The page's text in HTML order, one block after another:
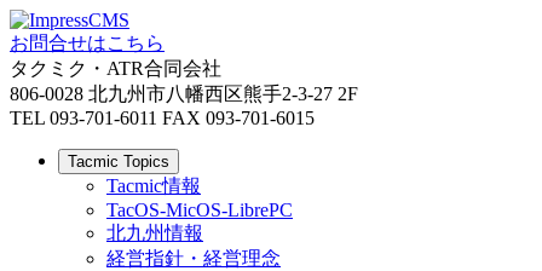
お問合せはこちら
タクミク・ATR合同会社
806-0028 北九州市八幡西区熊手2-3-27 2F
TEL 093-701-6011 FAX 093-701-6015
Tacmic Topics
Tacmic情報
TacOS-MicOS-LibrePC
北九州情報
経営指針・経営理念